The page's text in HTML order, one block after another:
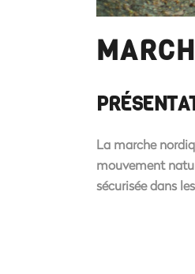
La marche
mouvement
sécurisée dans